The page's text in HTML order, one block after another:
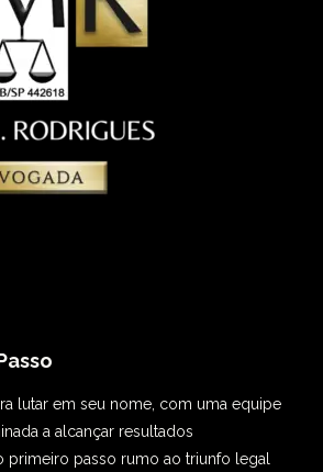
lutar em seu nome, com uma equipe
a alcançar resultados
primeiro passo rumo ao triunfo legal